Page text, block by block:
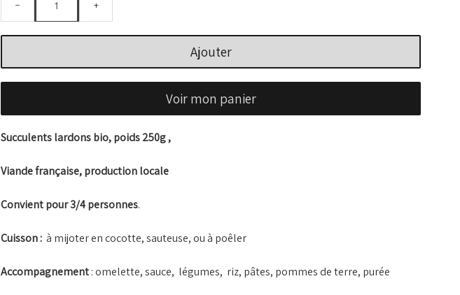
− +
Ajouter
Voir mon panier
Succulents lardons bio, poids 250g ,
Viande française, production locale
Convient pour 3/4 personnes.
Cuisson : à mijoter en cocotte, sauteuse, ou à poêler
Accompagnement: omelette, sauce, légumes, riz, pâtes, pommes de terre, purée